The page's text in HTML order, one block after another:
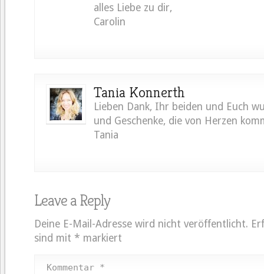
alles Liebe zu dir,
Carolin
Tania Konnerth
Lieben Dank, Ihr beiden und Euch
und Geschenke, die von Herzen
Tania
Leave a Reply
Deine E-Mail-Adresse wird nicht veröffentlicht.
sind mit * markiert